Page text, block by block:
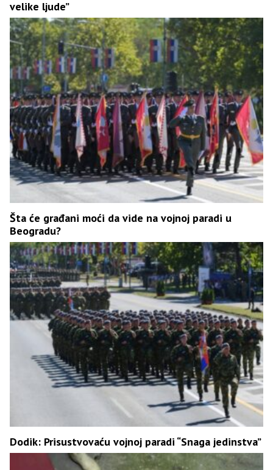
velike ljude”
Šta će građani moći da vide na vojnoj paradi u
Beogradu?
Dodik: Prisustvovaću vojnoj paradi “Snaga jedinstva”